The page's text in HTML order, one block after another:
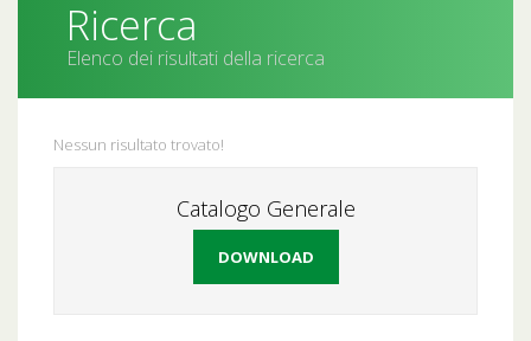
Ricerca
Elenco dei risultati della ricerca
Nessun risultato trovato!
Catalogo Generale
DOWNLOAD